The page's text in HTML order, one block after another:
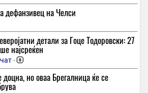
дефанзивец на Челси
детали за Гоце Тодоровски: 27
најсреќен
-
но оваа Брегалница ќе се